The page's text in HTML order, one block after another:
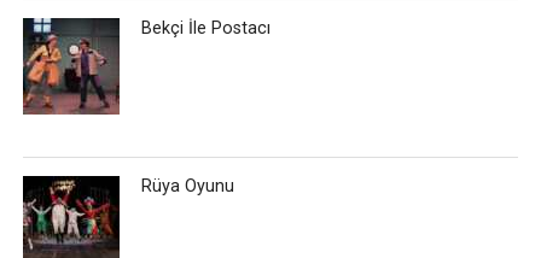
Bekçi İle Postacı
Rüya Oyunu